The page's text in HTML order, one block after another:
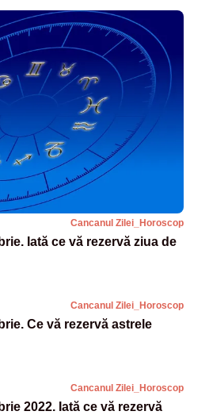
Cancanul Zilei_Horoscop
Iată ce vă rezervă ziua de
Cancanul Zilei_Horoscop
Ce vă rezervă astrele
Cancanul Zilei_Horoscop
2022. Iată ce vă rezervă